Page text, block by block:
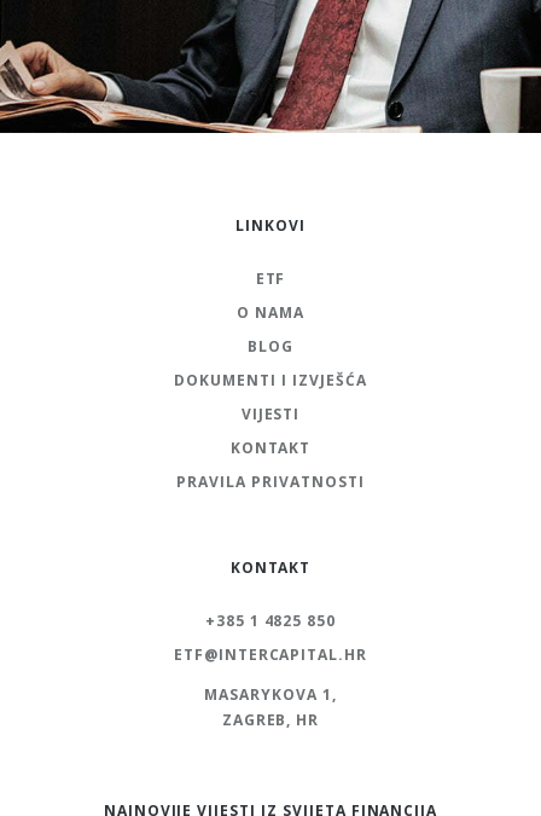
LINKOVI
ETF
O NAMA
BLOG
DOKUMENTI I IZVJEŠĆA
VIJESTI
KONTAKT
PRAVILA PRIVATNOSTI
KONTAKT
+385 1 4825 850
ETF@INTERCAPITAL.HR
MASARYKOVA 1,
ZAGREB, HR
NAJNOVIJE VIJESTI IZ SVIJETA FINANCIJA